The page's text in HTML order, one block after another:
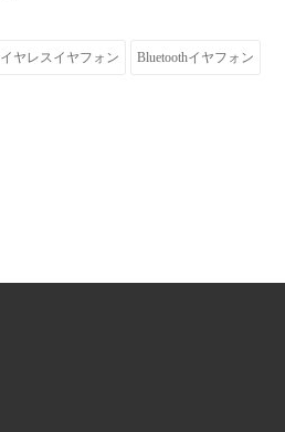
ヤレスイヤフォン Bluetoothイヤフォン